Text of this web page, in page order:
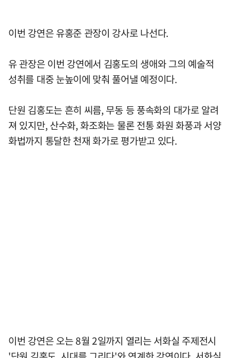
이번 강연은 유홍준 관장이 강사로 나선다.
유 관장은 이번 강연에서 김홍도의 생애와 그의 예술적
성취를 대중 눈높이에 맞춰 풀어낼 예정이다.
단원 김홍도는 흔히 씨름, 무동 등 풍속화의 대가로 알려
져 있지만, 산수화, 화조화는 물론 전통 화원 화풍과 서양
화법까지 통달한 천재 화가로 평가받고 있다.
이번 강연은 오는 8월 2일까지 열리는 서화실 주제전시